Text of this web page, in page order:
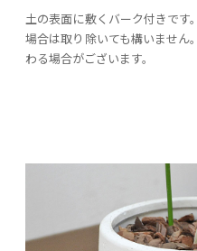
土の表面に敷くバーク付きです
場合は取り除いても構いませ
わる場合がございます。